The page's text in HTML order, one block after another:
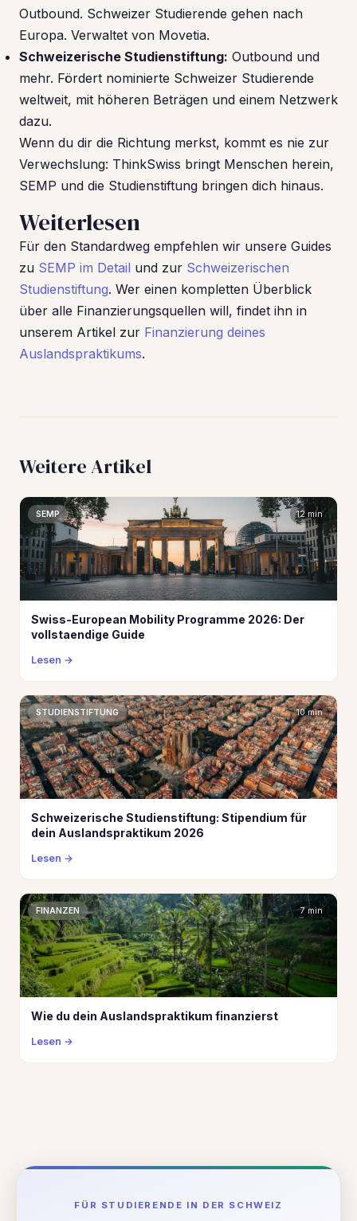
Outbound. Schweizer Studierende gehen nach
Europa. Verwaltet von Movetia.
Schweizerische Studienstiftung: Outbound und
mehr. Fördert nominierte Schweizer Studierende
weltweit, mit höheren Beträgen und einem Netzwerk
dazu.
Wenn du dir die Richtung merkst, kommt es nie zur
Verwechslung: ThinkSwiss bringt Menschen herein,
SEMP und die Studienstiftung bringen dich hinaus.
Weiterlesen
Für den Standardweg empfehlen wir unsere Guides
zu SEMP im Detail und zur Schweizerischen
Studienstiftung. Wer einen kompletten Überblick
über alle Finanzierungsquellen will, findet ihn in
unserem Artikel zur Finanzierung deines
Auslandspraktikums.
Weitere Artikel
SEMP 12 min
Swiss-European Mobility Programme 2026: Der
vollstaendige Guide
Lesen
STUDIENSTIFTUNG 10 min
Schweizerische Studienstiftung: Stipendium für
dein Auslandspraktikum 2026
Lesen
FINANZEN 7 min
Wie du dein Auslandspraktikum finanzierst
Lesen
FÜR STUDIERENDE IN DER SCHWEIZ